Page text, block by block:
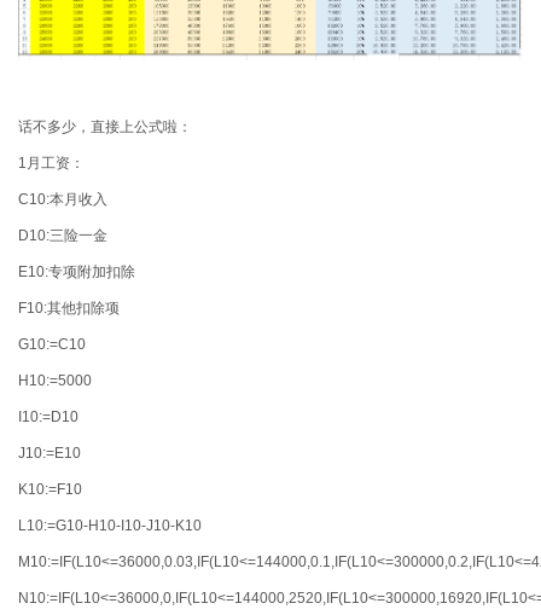
话不多少，直接上公式啦：
1月工资：
C10:本月收入
D10:三险一金
E10:专项附加扣除
F10:其他扣除项
G10:=C10
H10:=5000
I10:=D10
J10:=E10
K10:=F10
L10:=G10-H10-I10-J10-K10